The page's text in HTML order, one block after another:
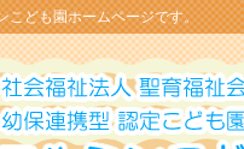
こども園ホームページです。